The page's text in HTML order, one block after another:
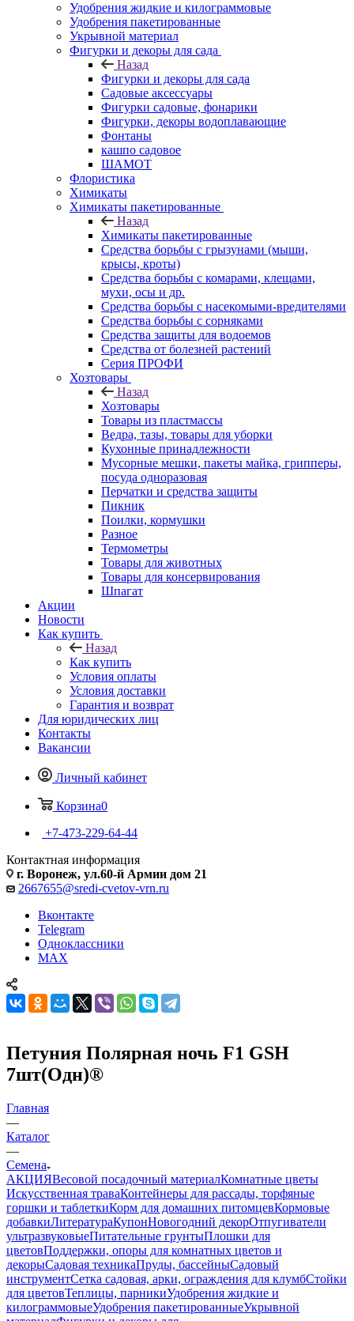
Удобрения жидкие и килограммовые
Удобрения пакетированные
Укрывной материал
Фигурки и декоры для сада
Назад
Фигурки и декоры для сада
Садовые аксессуары
Фигурки садовые, фонарики
Фигурки, декоры водоплавающие
Фонтаны
кашпо садовое
ШАМОТ
Флористика
Химикаты
Химикаты пакетированные
Назад
Химикаты пакетированные
Средства борьбы с грызунами (мыши,
крысы, кроты)
Средства борьбы с комарами, клещами,
мухи, осы и др.
Средства борьбы с насекомыми-вредителями
Средства борьбы с сорняками
Средства защиты для водоемов
Средства от болезней растений
Серия ПРОФИ
Хозтовары
Назад
Хозтовары
Товары из пластмассы
Ведра, тазы, товары для уборки
Кухонные принадлежности
Мусорные мешки, пакеты майка, грипперы,
посуда одноразовая
Перчатки и средства защиты
Пикник
Поилки, кормушки
Разное
Термометры
Товары для животных
Товары для консервирования
Шпагат
Акции
Новости
Как купить
Назад
Как купить
Условия оплаты
Условия доставки
Гарантия и возврат
Для юридических лиц
Контакты
Вакансии
Личный кабинет
Корзина0
+7-473-229-64-44
Контактная информация
г. Воронеж, ул.60-й Армии дом 21
2667655@sredi-cvetov-vrn.ru
Вконтакте
Telegram
Одноклассники
MAX
Петуния Полярная ночь F1 GSH
7шт(Одн)®
Главная
—
Каталог
—
Семена
АКЦИЯВесовой посадочный материалКомнатные цветы
Искусственная траваКонтейнеры для рассады, торфяные
горшки и таблеткиКорм для домашних питомцевКормовые
добавкиЛитератураКупонНовогодний декорОтпугиватели
ультразвуковыеПитательные грунтыПлошки для
цветовПоддержки, опоры для комнатных цветов и
декорыСадовая техникаПруды, бассейныСадовый
инструментСетка садовая, арки, ограждения для клумбСтойки
для цветовТеплицы, парникиУдобрения жидкие и
килограммовыеУдобрения пакетированныеУкрывной